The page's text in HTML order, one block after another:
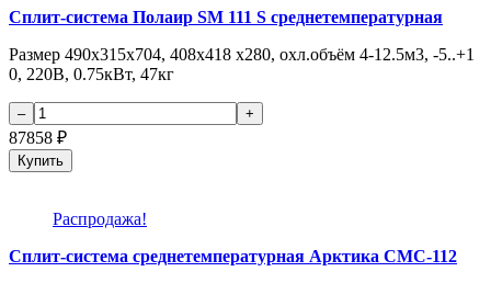
Сплит-система Полаир SM 111 S среднетемпературная
Размер 490х315х704, 408х418 х280, охл.объём 4-12.5м3, -5..+1
0, 220В, 0.75кВт, 47кг
87858 ₽
Купить
Распродажа!
Сплит-система среднетемпературная Арктика СМС-112